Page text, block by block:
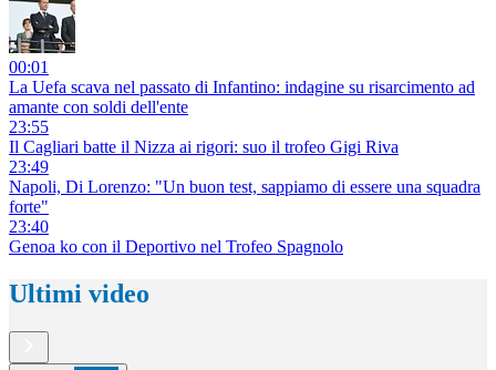
00:01
La Uefa scava nel passato di Infantino: indagine su risarcimento ad
amante con soldi dell'ente
23:55
Il Cagliari batte il Nizza ai rigori: suo il trofeo Gigi Riva
23:49
Napoli, Di Lorenzo: "Un buon test, sappiamo di essere una squadra
forte"
23:40
Genoa ko con il Deportivo nel Trofeo Spagnolo
Ultimi video